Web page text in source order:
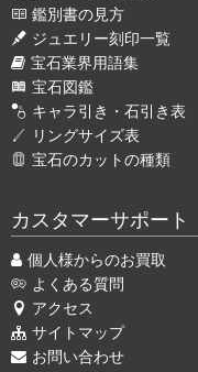
鑑別書の見方
ジュエリー刻印一覧
宝石業界用語集
宝石図鑑
キャラ引き・石引き表
リングサイズ表
宝石のカットの種類
カスタマーサポート
個人様からのお買取
よくある質問
アクセス
サイトマップ
お問い合わせ